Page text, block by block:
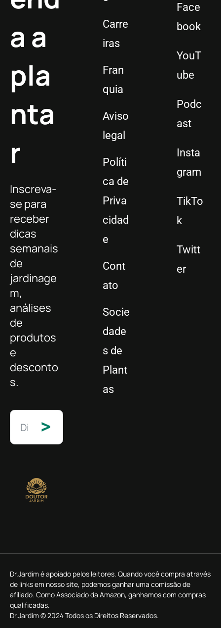
a a
pla
nta
r
Inscreva-
se para
receber
dicas
semanais
de
jardinage
m,
análises
de
produtos
e
desconto
s.
>
Carre
iras
Fran
quia
Aviso
legal
Políti
ca de
Priva
cidad
e
Cont
ato
Socie
dade
s de
Plant
as
Face
book
YouT
ube
Podc
ast
Insta
gram
TikTo
k
Twitt
er
Dr.Jardim é apoiado pelos leitores. Quando você compra através
de links em nosso site, podemos ganhar uma comissão de
afiliado. Como Associado da Amazon, ganhamos com compras
qualificadas.
Dr.Jardim © 2024 Todos os Direitos Reservados.